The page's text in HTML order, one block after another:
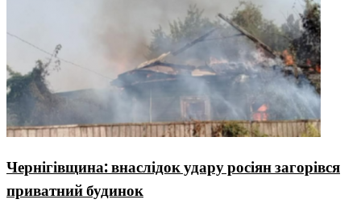
Чернігівщина: внаслідок удару росіян загорівся
приватний будинок